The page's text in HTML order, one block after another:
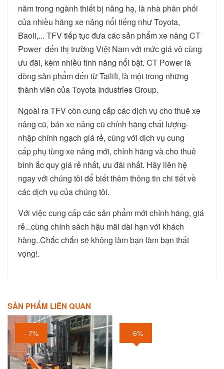
năm trong ngành thiết bị nâng hạ, là nhà phân phối
của nhiều hãng xe nâng nổi tiếng như Toyota,
Baoli,... TFV tiếp tục đưa các sản phẩm xe nâng CT
Power đến thị trường Việt Nam với mức giá vô cùng
ưu đãi, kèm nhiều tính năng nổi bật. CT Power là
dòng sản phẩm đến từ Tailift, là một trong những
thành viên của Toyota Industries Group.
Ngoài ra TFV còn cung cấp các dịch vụ cho thuê xe
nâng cũ, bán xe nâng cũ chính hãng chất lượng-
nhập chính ngạch giá rẻ, cùng với dịch vụ cung
cấp phụ tùng xe nâng mới, chính hãng và cho thuê
bình ắc quy giá rẻ nhất, ưu đãi nhất. Hãy liên hệ
ngay với chúng tôi để biết thêm thông tin chi tiết về
các dịch vụ của chúng tôi.
Với việc cung cấp các sản phẩm mới chính hãng, giá
rẻ...cùng chính sách hậu mãi dài hạn với khách
hàng..Chắc chắn sẽ không làm bạn làm bạn thất
vọng!.
SẢN PHẨM LIÊN QUAN
- 7% - 6%